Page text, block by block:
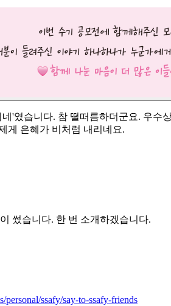
'였습니다. 참 떨떠름하더군요. 우수
게 은혜가 비처럼 내리네요.
썼습니다. 한 번 소개하겠습니다.
personal/ssafy/say-to-ssafy-friends